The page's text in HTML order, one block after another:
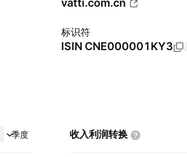
vatti.com.cn
标识符
ISIN CNE000001KY3
季度 收入利润转换